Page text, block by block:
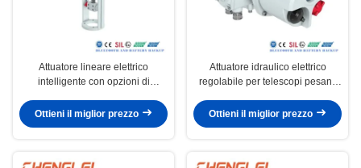
Attuatore lineare elettrico
intelligente con opzioni di
380V/110V/220V/440V/660V e
Ottieni il miglior prezzo
Attuatore idraulico elettrico
regolabile per telescopi pesanti
ordinaria
Ottieni il miglior prezzo